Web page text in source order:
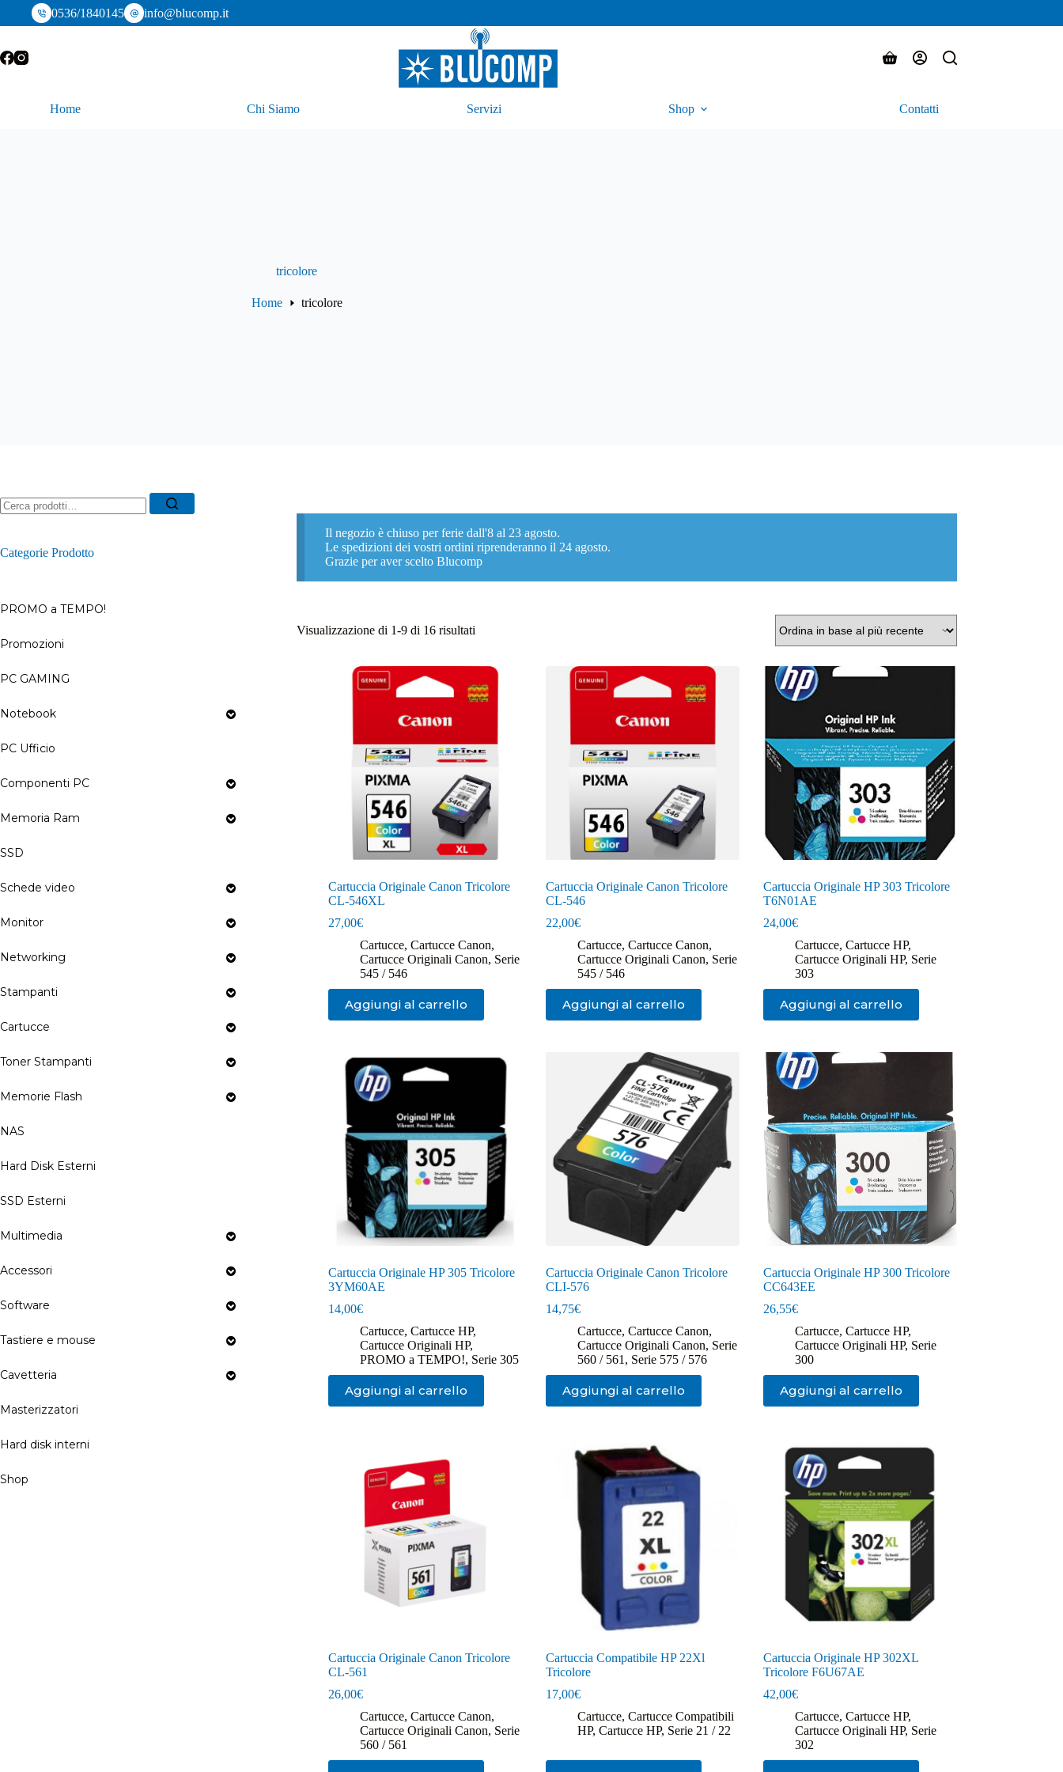
0536/1840145 info@blucomp.it
Carrello
Home Chi Siamo Servizi Shop Contatti
tricolore
Home tricolore
Il negozio è chiuso per ferie dall'8 al 23 agosto.
Le spedizioni dei vostri ordini riprenderanno il 24 agosto.
Grazie per aver scelto Blucomp
Visualizzazione di 1-9 di 16 risultatiOrdina
più
recente
Cartuccia Originale Canon Tricolore
CL-546XL
27,00€
Cartucce, Cartucce Canon,
Cartucce Originali Canon, Serie
545 / 546
Aggiungi al carrello
Cartuccia Originale Canon Tricolore
CL-546
22,00€
Cartucce, Cartucce Canon,
Cartucce Originali Canon, Serie
545 / 546
Aggiungi al carrello
Cartuccia Originale HP 303 Tricolore
T6N01AE
24,00€
Cartucce, Cartucce HP,
Cartucce Originali HP, Serie
303
Aggiungi al carrello
Cartuccia Originale HP 305 Tricolore
3YM60AE
14,00€
Cartucce, Cartucce HP,
Cartucce Originali HP,
PROMO a TEMPO!, Serie 305
Aggiungi al carrello
Cartuccia Originale Canon Tricolore
CLI-576
14,75€
Cartucce, Cartucce Canon,
Cartucce Originali Canon, Serie
560 / 561 , Serie 575 / 576
Aggiungi al carrello
Cartuccia Originale HP 300 Tricolore
CC643EE
26,55€
Cartucce, Cartucce HP,
Cartucce Originali HP, Serie
300
Aggiungi al carrello
Cartuccia Originale Canon Tricolore
CL-561
26,00€
Cartucce, Cartucce Canon,
Cartucce Originali Canon, Serie
560 / 561
Cartuccia Compatibile HP 22Xl
Tricolore
17,00€
Cartucce, Cartucce Compatibili
HP, Cartucce HP, Serie 21 / 22
Cartuccia Originale HP 302XL
Tricolore F6U67AE
42,00€
Cartucce, Cartucce HP,
Cartucce Originali HP, Serie
302
Ricerca
per:
Categorie Prodotto
PROMO a TEMPO!
Promozioni
–
PC GAMING
Notebook
PC Ufficio
Componenti PC
Memoria Ram
SSD
Schede video
Monitor
Networking
Stampanti
Cartucce
Toner Stampanti
Memorie Flash
NAS
Hard Disk Esterni
SSD Esterni
Multimedia
Accessori
Software
Tastiere e mouse
Cavetteria
Masterizzatori
Hard disk interni
Shop